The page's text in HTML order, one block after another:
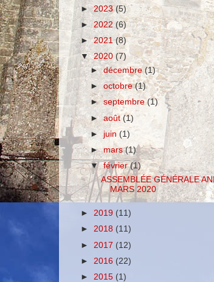
►2023(5)
► 2022 (6)
►2021(8)
▼2020 (7)
►décembre(1)
►octobre(1)
►septembre(1)
►août(1)
►juin(1)
►mars(1)
▼février(1)
ASSEMBLÉE GÉNÉRALE
MARS 2020
► 2019 (11)
► 2018 (11)
► 2017 (12)
► 2016 (22)
► 2015 (1)